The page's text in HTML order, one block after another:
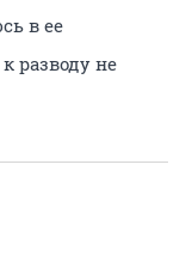
в ее
разводу не